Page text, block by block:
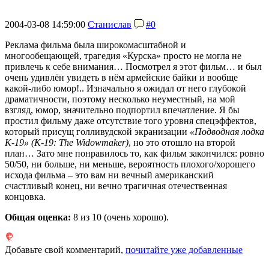
2004-03-08 14:59:00 Станислав
#0
Реклама фильма была широкомасштабной и
многообещающей, трагедия «Курска» просто не могла не
привлечь к себе внимания… Посмотрел я этот фильм… и был
очень удивлён увидеть в нём армейские байки и вообще
какой-либо юмор!.. Изначально я ожидал от него глубокой
драматичности, поэтому несколько неуместный, на мой
взгляд, юмор, значительно подпортил впечатление. Я бы
простил фильму даже отсутствие того уровня спецэффектов,
который присущ голливудской экранизации «Подводная лодка
К-19» (K-19: The Widowmaker), но это отошло на второй
план… Зато мне понравилось то, как фильм закончился: ровно
50/50, ни больше, ни меньше, вероятность плохого/хорошего
исхода фильма – это вам ни вечный американский
счастливый конец, ни вечно трагичная отечественная
концовка.
Общая оценка: 8 из 10 (очень хорошо).
Добавьте свой комментарий, почитайте уже добавленные